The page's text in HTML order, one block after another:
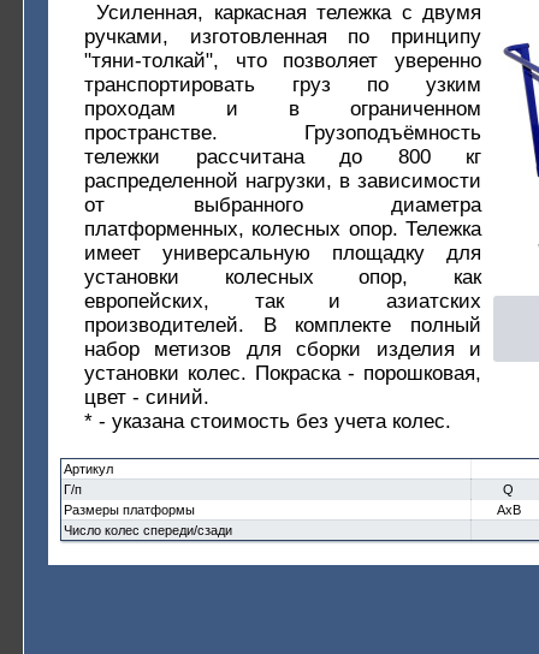
Усиленная, каркасная тележка с двумя
ручками, изготовленная по принципу
"тяни-толкай", что позволяет уверенно
транспортировать груз по узким
проходам и в ограниченном
пространстве. Грузоподъёмность
тележки рассчитана до 800 кг
распределенной нагрузки, в зависимости
от выбранного диаметра
платформенных, колесных опор. Тележка
имеет универсальную площадку для
установки колесных опор, как
европейских, так и азиатских
производителей. В комплекте полный
набор метизов для сборки изделия и
установки колес. Покраска - порошковая,
цвет - синий.
* - указана стоимость без учета колес.
Артикул
Г/п
Q
Размеры платформы
AxB
Число колес спереди/сзади